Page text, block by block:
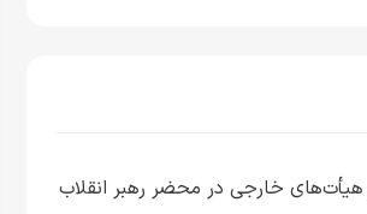
هیأت‌های خارجی در محضر رهبر انقلاب